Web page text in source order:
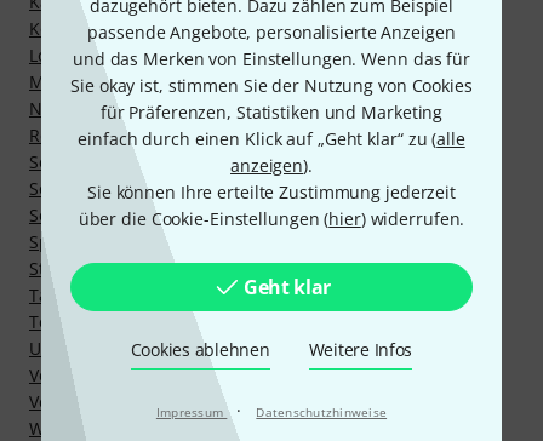
dazugehört bieten. Dazu zählen zum Beispiel
passende Angebote, personalisierte Anzeigen
und das Merken von Einstellungen. Wenn das für
Sie okay ist, stimmen Sie der Nutzung von Cookies
für Präferenzen, Statistiken und Marketing
einfach durch einen Klick auf „Geht klar“ zu (alle
anzeigen).
Sie können Ihre erteilte Zustimmung jederzeit
über die Cookie-Einstellungen (hier) widerrufen.
Geht klar
Cookies ablehnen Weitere Infos
Impressum · Datenschutzhinweise
Kompressoren
Looper
Modeling Combos
Netzteile
Reverb Effekte
Sonstige E-Gitarren Effekte
Sonstige Ersatzteile
Sonstiges Zubehör für Effektgeräte
Spezielle Bass-Effekte
Stimmgeräte
Taschen, Koffer & Cases
Topteile mit Modelingverstärker
Umschalter
Verzerrer
Volumen-/Expression Pedale
WahWah